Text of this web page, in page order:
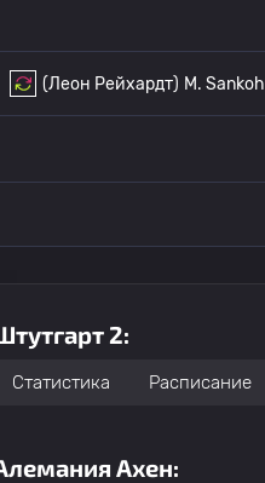
(Леон Рейхардт) M. Sankoh
2:
Статистика Расписание
Ахен: